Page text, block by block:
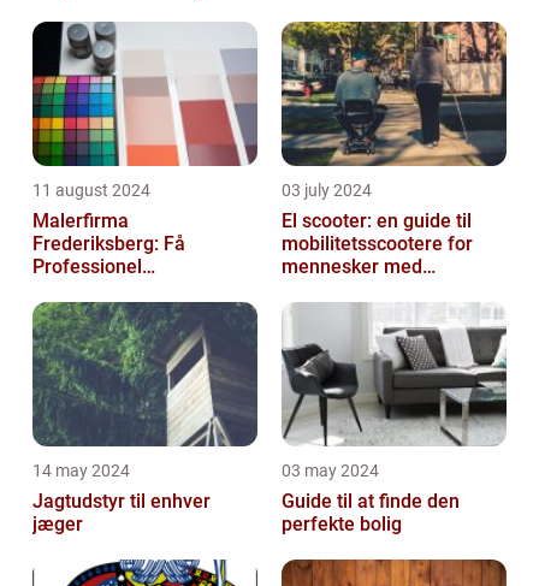
11 august 2024
Malerfirma
Frederiksberg: Få
Professionel
eller virksomhed
03 july 2024
El scooter: en guide til
mobilitetsscootere for
mennesker med
14 may 2024
Jagtudstyr til enhver
jæger
03 may 2024
Guide til at finde den
perfekte bolig